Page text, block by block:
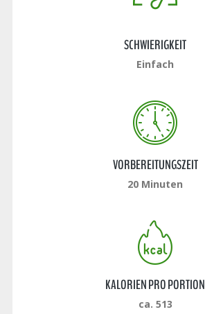
SCHWIERIGKEIT
Einfach
VORBEREITUNGSZEIT
20 Minuten
KALORIEN PRO PORTION
ca. 513